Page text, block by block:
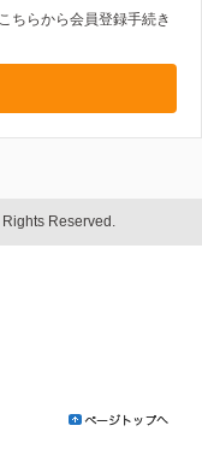
ちらから会員登録手続き
Reserved.